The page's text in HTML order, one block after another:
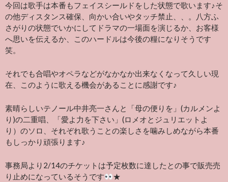
今回は歌手は本番もフェイスシールドをした状態で歌います♪そ
の他ディスタンス確保、向かい合いやタッチ禁止、、。八方ふ
さがりの状態でいかにしてドラマの一場面を演じるか、お客様
へ思いを伝えるか、このハードルは今後の糧になりそうです
笑。
それでも合唱やオペラなどがなかなか出来なくなって久しい現
在、このように歌える機会があることに感謝です♪
素晴らしいテノール中井亮一さんと「母の便りを」(カルメンよ
り)の二重唱、「愛よ力を下さい」(ロメオとジュリエットよ
り）のソロ、それぞれ歌うことの楽しさを噛みしめながら本番
もしっかり頑張ります♪
事務局より2/14のチケットは予定枚数に達したとの事で販売売
り止めになっているそうです
★